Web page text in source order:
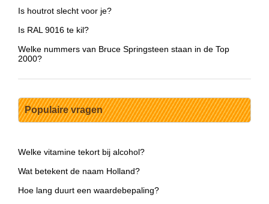
Is houtrot slecht voor je?
Is RAL 9016 te kil?
Welke nummers van Bruce Springsteen staan in de Top
2000?
Populaire vragen
Welke vitamine tekort bij alcohol?
Wat betekent de naam Holland?
Hoe lang duurt een waardebepaling?